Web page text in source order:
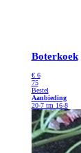
Boterkoek
€ 6
75
Bestel
Aanbieding
20-7 tm 16-8